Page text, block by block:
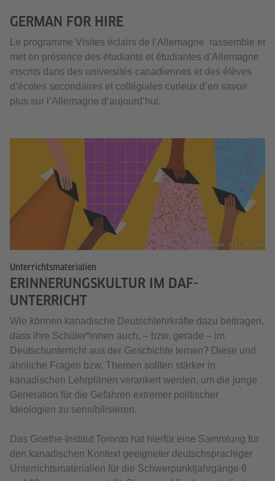
GERMAN FOR HIRE
Le programme Visites éclairs de l’Allemagne rassemble et
met en présence des étudiants et étudiantes d’Allemagne
inscrits dans des universités canadiennes et des élèves
d’écoles secondaires et collégiales curieux d’en savoir
plus sur l’Allemagne d’aujourd’hui.
Grafik: © EL BOUM
Unterrichtsmaterialien
ERINNERUNGSKULTUR IM DAF-
UNTERRICHT
Wie können kanadische Deutschlehrkräfte dazu beitragen,
dass ihre Schüler*innen auch, – bzw. gerade – im
Deutschunterricht aus der Geschichte lernen? Diese und
ähnliche Fragen bzw. Themen sollten stärker in
kanadischen Lehrplänen verankert werden, um die junge
Generation für die Gefahren extremer politischer
Ideologien zu sensibilisieren.
Das Goethe-Institut Toronto hat hierfür eine Sammlung für
den kanadischen Kontext geeigneter deutschsprachiger
Unterrichtsmaterialien für die Schwerpunktjahrgänge 6